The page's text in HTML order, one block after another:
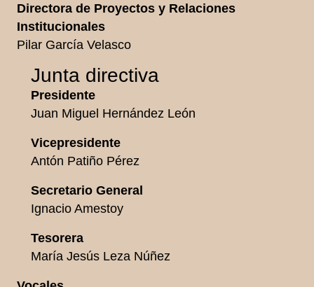
Directora de Proyectos y Relaciones
Institucionales
Pilar García Velasco
Junta directiva
Presidente
Juan Miguel Hernández León
Vicepresidente
Antón Patiño Pérez
Secretario General
Ignacio Amestoy
Tesorera
María Jesús Leza Núñez